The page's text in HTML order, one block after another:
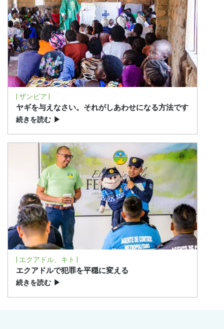
| ザンビア |
ヤギを与えなさい。それがしあわせになる方法です
続きを読む ▶
| エクアドル、キト |
エクアドルで犯罪を平穏に変える
続きを読む ▶